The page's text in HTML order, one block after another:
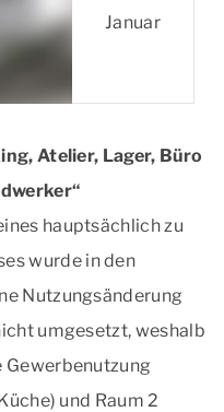
Januar
Atelier, Lager, Büro
hauptsächlich zu
wurde in den
Nutzungsänderung
umgesetzt, weshalb
Gewerbenutzung
und Raum 2